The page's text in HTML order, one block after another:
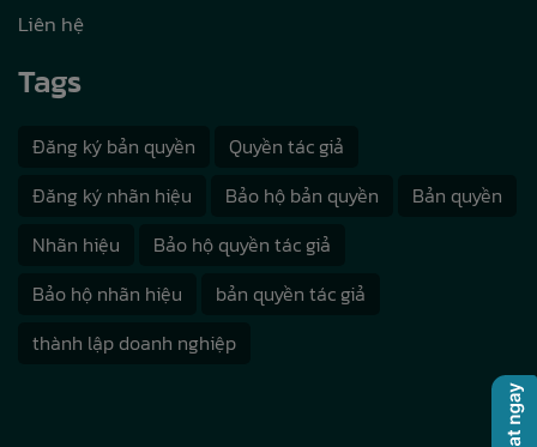
Liên hệ
Tags
Đăng ký bản quyền
Quyền tác giả
Đăng ký nhãn hiệu
Bảo hộ bản quyền
Bản quyền
Nhãn hiệu
Bảo hộ quyền tác giả
Bảo hộ nhãn hiệu
bản quyền tác giả
thành lập doanh nghiệp